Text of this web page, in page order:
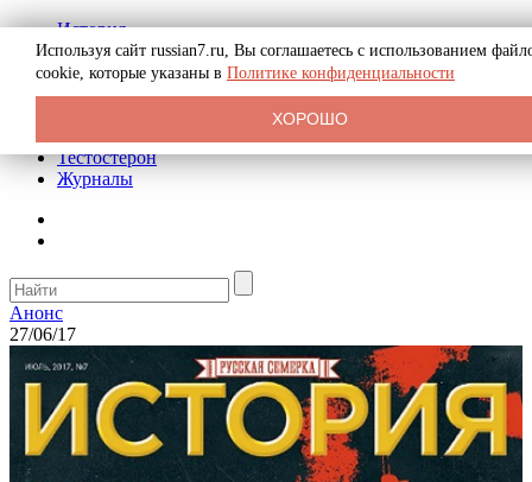
История
Биография
Криминал
Реклама на сайте
Тестостерон
Журналы
Анонс
27/06/17
Используя сайт russian7.ru, Вы соглашаетесь с использованием
cookie, которые указаны в Политике конфиденциальности
ХОРОШО